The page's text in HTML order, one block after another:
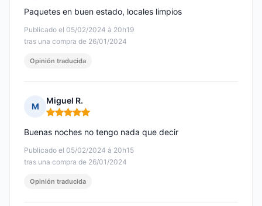
Publicado el 05/02/2024 à 20h19
tras una compra de 26/01/2024
Paquetes en buen estado, locales limpios
Opinión traducida
M
Miguel R.
Nota: 5 de 5
Publicado el 05/02/2024 à 20h15
tras una compra de 26/01/2024
Buenas noches no tengo nada que decir
Opinión traducida